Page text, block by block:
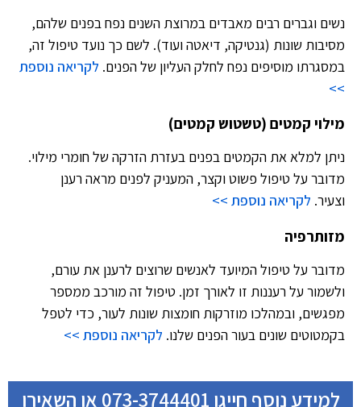
נשים וגברים רבים מאבדים במרוצת השנים נפח בפנים שלהם,
מסיבות שונות (גנטיקה, דיאטה ועוד). לשם כך נועד טיפול זה,
במסגרתו מוסיפים נפח לחלק העליון של הפנים. לקריאה נוספת
>>
מילוי קמטים (טשטוש קמטים)
ניתן למלא את הקמטים בפנים בעזרת הזרקה של חומרי מילוי.
מדובר על טיפול פשוט וקצר, המעניק לפנים מראה רענן
וצעיר. לקריאה נוספת >>
מזותרפיה
מדובר על טיפול המיועד לאנשים שרוצים לרענן את עורם,
ולשמור על רעננות זו לאורך זמן. טיפול זה מורכב ממספר
מפגשים, ובמהלכו מוזרקות חומצות שונות לעור, כדי לטפל
בקמטוטים שונים בעור הפנים שלנו. לקריאה נוספת >>
למידע נוסף חייגו 073-3744401 או השאירו